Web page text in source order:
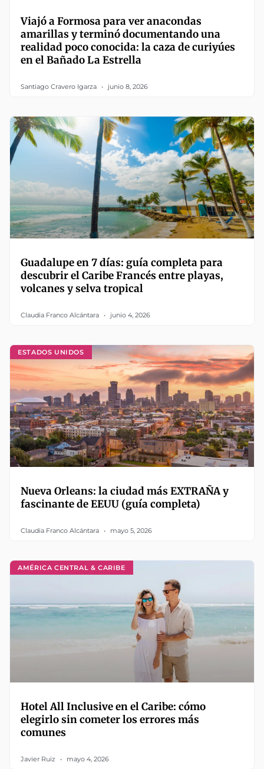
Viajó a Formosa para ver anacondas
amarillas y terminó documentando una
realidad poco conocida: la caza de curiyúes
en el Bañado La Estrella
Santiago Cravero Igarza junio 8, 2026
Guadalupe en 7 días: guía completa para
descubrir el Caribe Francés entre playas,
volcanes y selva tropical
Claudia Franco Alcántara junio 4, 2026
ESTADOS UNIDOS
Nueva Orleans: la ciudad más EXTRAÑA y
fascinante de EEUU (guía completa)
Claudia Franco Alcántara mayo 5, 2026
AMÉRICA CENTRAL & CARIBE
Hotel All Inclusive en el Caribe: cómo
elegirlo sin cometer los errores más
comunes
Javier Ruiz mayo 4, 2026